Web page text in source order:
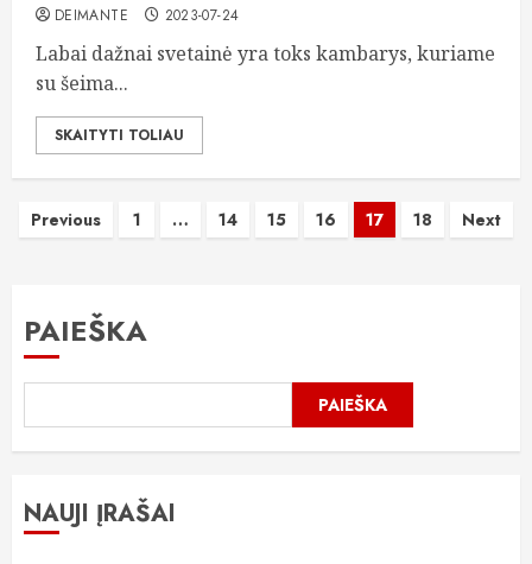
DEIMANTE 2023-07-24
Labai dažnai svetainė yra toks kambarys, kuriame
su šeima...
SKAITYTI TOLIAU
Įrašų
Previous 1 … 14 15 16 17 18 Next
PAIEŠKA
PAIEŠKA
NAUJI ĮRAŠAI